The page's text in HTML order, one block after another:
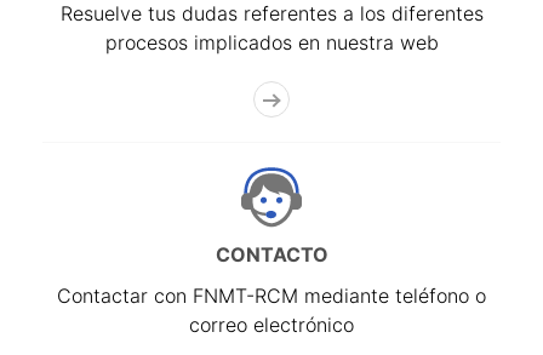
Resuelve tus dudas referentes a los diferentes
procesos implicados en nuestra web
CONTACTO
Contactar con FNMT-RCM mediante teléfono o
correo electrónico